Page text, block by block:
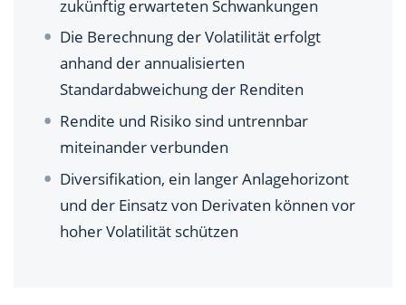
zukünftig erwarteten Schwankungen
Die Berechnung der Volatilität erfolgt
anhand der annualisierten
Standardabweichung der Renditen
Rendite und Risiko sind untrennbar
miteinander verbunden
Diversifikation, ein langer Anlagehorizont
und der Einsatz von Derivaten können vor
hoher Volatilität schützen